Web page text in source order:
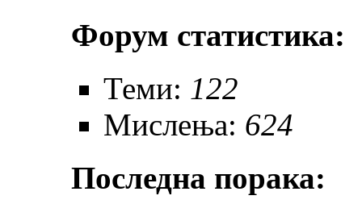
Форум статистика:
Теми: 122
Мислења: 624
Последна порака: